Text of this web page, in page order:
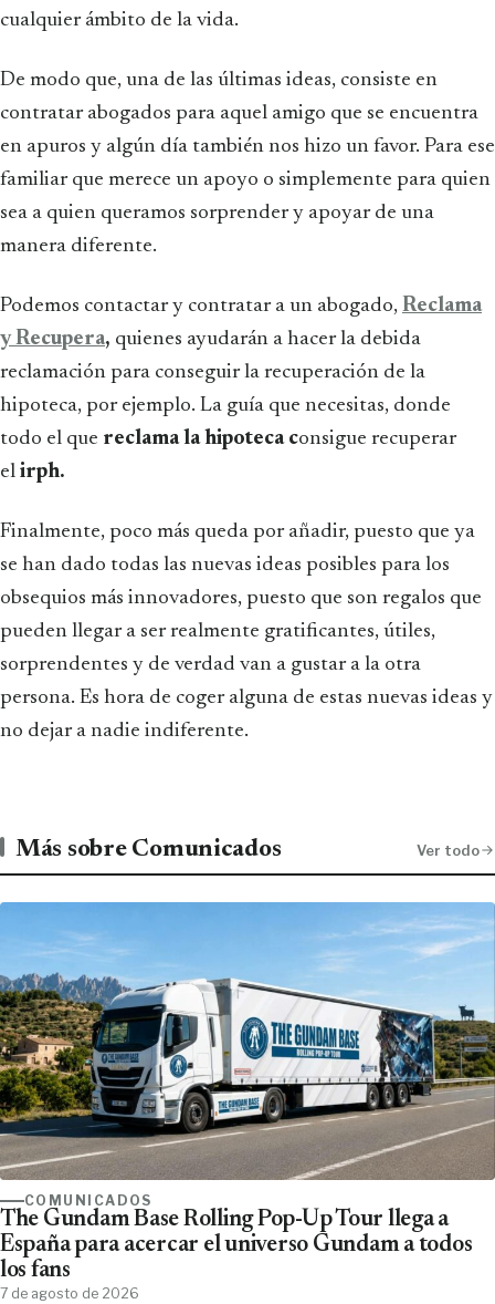
cualquier ámbito de la vida.
De modo que, una de las últimas ideas, consiste en
contratar abogados para aquel amigo que se encuentra
en apuros y algún día también nos hizo un favor. Para ese
familiar que merece un apoyo o simplemente para quien
sea a quien queramos sorprender y apoyar de una
manera diferente.
Podemos contactar y contratar a un abogado, Reclama
y Recupera, quienes ayudarán a hacer la debida
reclamación para conseguir la recuperación de la
hipoteca, por ejemplo. La guía que necesitas, donde
todo el que reclama la hipoteca consigue recuperar
el irph.
Finalmente, poco más queda por añadir, puesto que ya
se han dado todas las nuevas ideas posibles para los
obsequios más innovadores, puesto que son regalos que
pueden llegar a ser realmente gratificantes, útiles,
sorprendentes y de verdad van a gustar a la otra
persona. Es hora de coger alguna de estas nuevas ideas y
no dejar a nadie indiferente.
Más sobre Comunicados Ver todo
COMUNICADOS
The Gundam Base Rolling Pop-Up Tour llega a
España para acercar el universo Gundam a todos
los fans
7 de agosto de 2026